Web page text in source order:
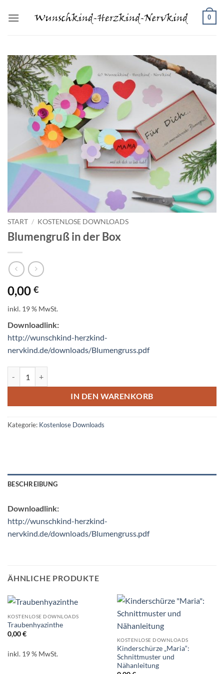
Inhalt
0
START / KOSTENLOSE DOWNLOADS
Blumengruß in der Box
0,00 €
inkl. 19 % MwSt.
Downloadlink:
http://wunschkind-herzkind-
nervkind.de/downloads/Blumengruss.pdf
IN DEN WARENKORB
Kategorie: Kostenlose Downloads
BESCHREIBUNG
Downloadlink:
http://wunschkind-herzkind-
nervkind.de/downloads/Blumengruss.pdf
ÄHNLICHE PRODUKTE
KOSTENLOSE DOWNLOADS
Traubenhyazinthe
0,00€
inkl. 19 % MwSt.
KOSTENLOSE DOWNLOADS
Kinderschürze „Maria“:
Schnittmuster und
Nähanleitung